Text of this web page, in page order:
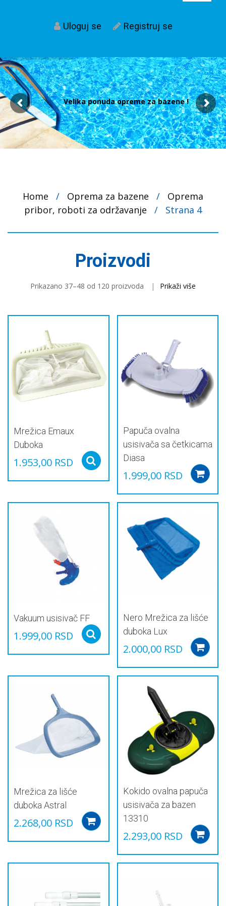
Uloguj se Registruj se
Velika ponuda opreme za bazene !
Home / Oprema za bazene /
Oprema
pribor, roboti za održavanje
/ Strana 4
Proizvodi
Prikazano 37–48 od 120 proizvoda Prikaži više
Mrežica Emaux
Duboka
1.953,00 RSD Select options
Papuča ovalna
usisivača sa četkicama
Diasa
1.999,00 RSD
Vakuum usisivač FF
1.999,00 RSD Select options
Nero Mrežica za lišće
duboka Lux
2.000,00 RSD
Mrežica za lišće
duboka Astral
2.268,00 RSD Add to cart
Kokido ovalna papuča
usisivača za bazen
13310
2.293,00 RSD